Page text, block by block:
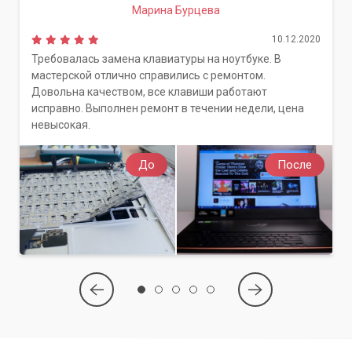
До После
Марина Бурцева
10.12.2020
Требовалась замена клавиатуры на ноутбуке. В
мастерской отлично справились с ремонтом.
Довольна качеством, все клавиши работают
исправно. Выполнен ремонт в течении недели, цена
невысокая.